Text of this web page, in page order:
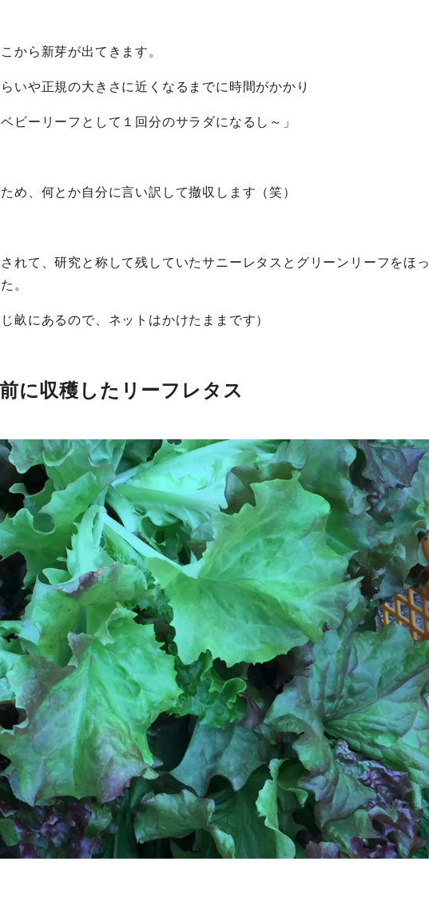
から新芽が出てきます。
いや正規の大きさに近くなるまでに時間がかかり
ビーリーフとして１回分のサラダになるし～」
め、何とか自分に言い訳して撤収します（笑）
れて、研究と称して残していたサニーレタスとグリーンリーフをほっ
。
畝にあるので、ネットはかけたままです）
収穫したリーフレタス